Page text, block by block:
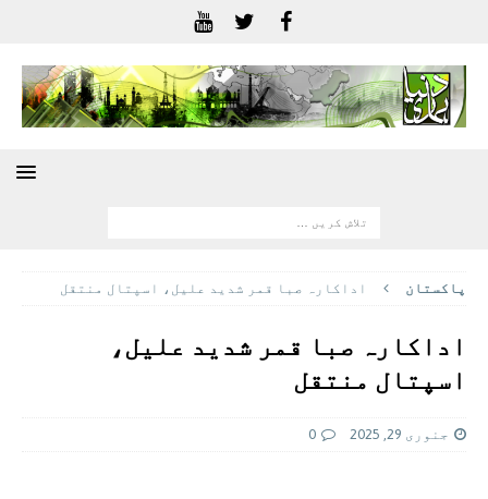
پاکستان اداکارہ صبا قمر شدید علیل، اسپتال منتقل
اداکارہ صبا قمر شدید علیل،
اسپتال منتقل
جنوری 29, 2025 0